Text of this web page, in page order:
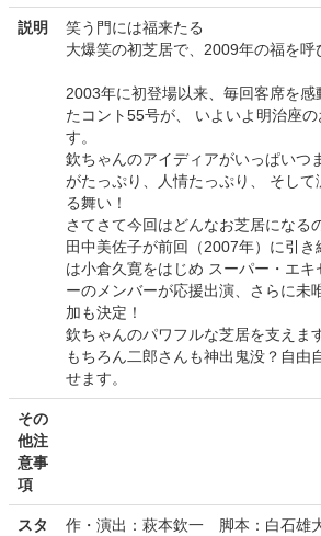
説明
笑う門には福来たる
大爆笑の初芝居で、2009年の福を呼
2003年に初登場以来、毎回客席を感
たコント55号が、 いよいよ明治座
す。
欽ちゃんのアイディアがいっぱいつ
がたっぷり、人情たっぷり、 そし
る舞い！
さてさて今回はどんなお芝居になる
田中美佐子が前回（2007年）に引き
は小倉久寛をはじめ スーパー・エキ
ーのメンバーが応援出演、さらに未
加も決定！
欽ちゃんのパワフルな芝居を支えます
もちろん二郎さんも神出鬼没？自由
せます。
その
他注
意事
項
スタ
作・演出：萩本欽一 脚本：白石雄